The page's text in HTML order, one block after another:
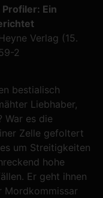
Profiler: Ein
Verlag (15.
2
bestialisch
Liebhaber,
War es die
Zelle gefoltert
um Streitigkeiten
hohe
Er geht ihnen
Mordkommissar